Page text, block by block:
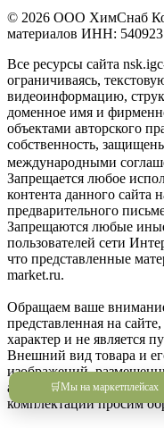
🛒Мы на маркетплейсах
© 2026 ООО ХимСнаб
материалов ИНН:
Все ресурсы сайта
ограничиваясь,
видеоинформацию,
доменное имя и
объектами авторского
собственность,
международными
Запрещается любое
контента данного сайта
предварительного
Запрещаются любые иные
пользователей сети
что представленные
market.ru.
Обращаем ваше
представленная на
характер и не является
Внешний вид товара и
изображений,
актуальной информации
комплектации просим